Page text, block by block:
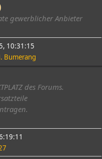
gewerblicher Anbieter
10:31:15
Bumerang
des Forums.